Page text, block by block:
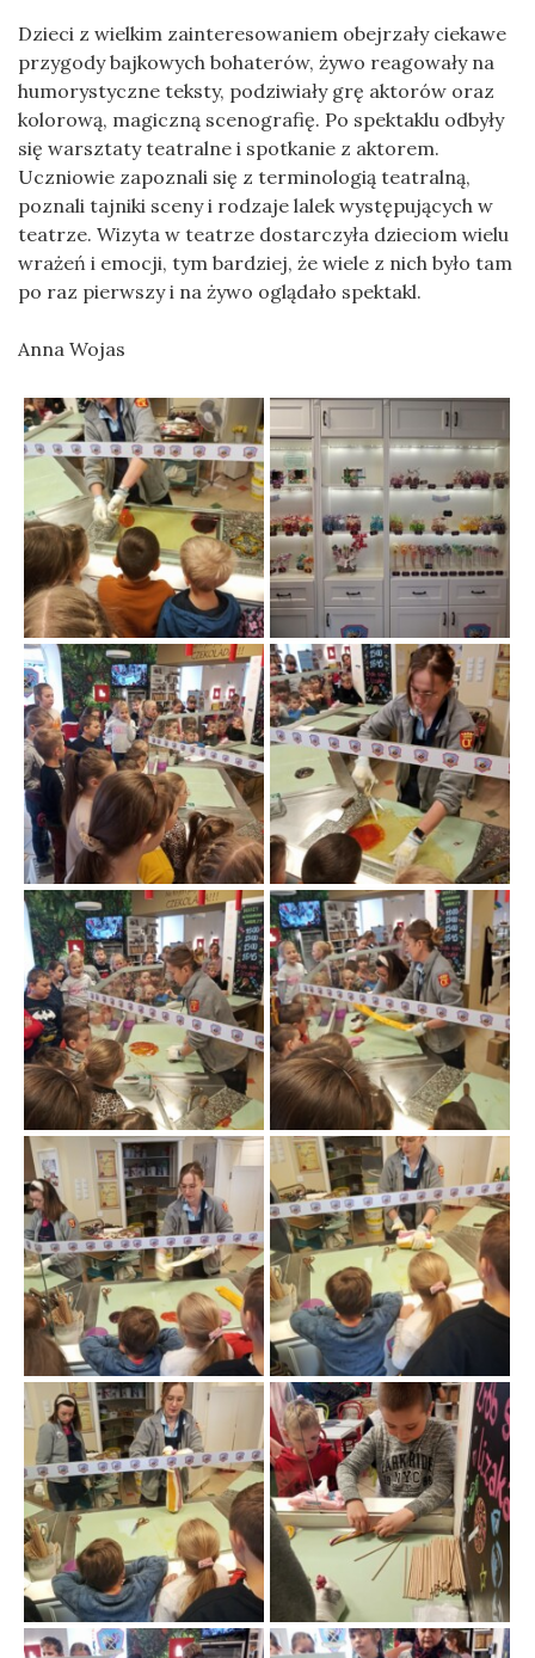
Dzieci z wielkim zainteresowaniem obejrzały ciekawe
przygody bajkowych bohaterów, żywo reagowały na
humorystyczne teksty, podziwiały grę aktorów oraz
kolorową, magiczną scenografię. Po spektaklu odbyły
się warsztaty teatralne i spotkanie z aktorem.
Uczniowie zapoznali się z terminologią teatralną,
poznali tajniki sceny i rodzaje lalek występujących w
teatrze. Wizyta w teatrze dostarczyła dzieciom wielu
wrażeń i emocji, tym bardziej, że wiele z nich było tam
po raz pierwszy i na żywo oglądało spektakl.
Anna Wojas